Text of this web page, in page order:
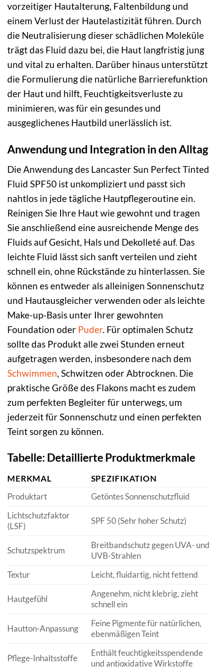
vorzeitiger Hautalterung, Faltenbildung und
einem Verlust der Hautelastizität führen. Durch
die Neutralisierung dieser schädlichen Moleküle
trägt das Fluid dazu bei, die Haut langfristig jung
und vital zu erhalten. Darüber hinaus unterstützt
die Formulierung die natürliche Barrierefunktion
der Haut und hilft, Feuchtigkeitsverluste zu
minimieren, was für ein gesundes und
ausgeglichenes Hautbild unerlässlich ist.
Anwendung und Integration in den Alltag
Die Anwendung des Lancaster Sun Perfect Tinted
Fluid SPF50 ist unkompliziert und passt sich
nahtlos in jede tägliche Hautpflegeroutine ein.
Reinigen Sie Ihre Haut wie gewohnt und tragen
Sie anschließend eine ausreichende Menge des
Fluids auf Gesicht, Hals und Dekolleté auf. Das
leichte Fluid lässt sich sanft verteilen und zieht
schnell ein, ohne Rückstände zu hinterlassen. Sie
können es entweder als alleinigen Sonnenschutz
und Hautausgleicher verwenden oder als leichte
Make-up-Basis unter Ihrer gewohnten
Foundation oder Puder. Für optimalen Schutz
sollte das Produkt alle zwei Stunden erneut
aufgetragen werden, insbesondere nach dem
Schwimmen , Schwitzen oder Abtrocknen. Die
praktische Größe des Flakons macht es zudem
zum perfekten Begleiter für unterwegs, um
jederzeit für Sonnenschutz und einen perfekten
Teint sorgen zu können.
Tabelle: Detaillierte Produktmerkmale
MERKMAL
SPEZIFIKATION
Produktart
Getöntes Sonnenschutzfluid
Lichtschutzfaktor
(LSF)
SPF 50 (Sehr hoher Schutz)
Schutzspektrum
Breitbandschutz gegen UVA- und
UVB-Strahlen
Textur
Leicht, fluidartig, nicht fettend
Hautgefühl
Angenehm, nicht klebrig, zieht
schnell ein
Hautton-Anpassung
Feine Pigmente für natürlichen,
ebenmäßigen Teint
Pflege-Inhaltsstoffe
Enthält feuchtigkeitsspendende
und antioxidative Wirkstoffe